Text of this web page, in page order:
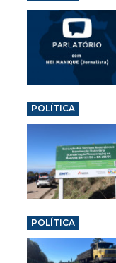
POLÍTICA
POLÍTICA